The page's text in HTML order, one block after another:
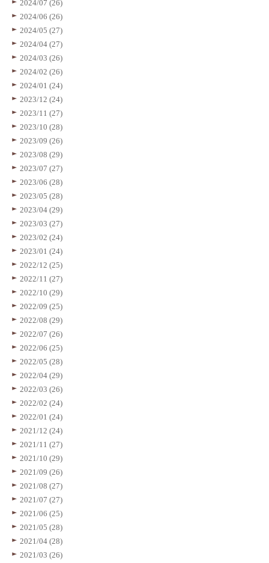
2024/07 (26)
2024/06 (26)
2024/05 (27)
2024/04 (27)
2024/03 (26)
2024/02 (26)
2024/01 (24)
2023/12 (24)
2023/11 (27)
2023/10 (28)
2023/09 (26)
2023/08 (29)
2023/07 (27)
2023/06 (28)
2023/05 (28)
2023/04 (29)
2023/03 (27)
2023/02 (24)
2023/01 (24)
2022/12 (25)
2022/11 (27)
2022/10 (29)
2022/09 (25)
2022/08 (29)
2022/07 (26)
2022/06 (25)
2022/05 (28)
2022/04 (29)
2022/03 (26)
2022/02 (24)
2022/01 (24)
2021/12 (24)
2021/11 (27)
2021/10 (29)
2021/09 (26)
2021/08 (27)
2021/07 (27)
2021/06 (25)
2021/05 (28)
2021/04 (28)
2021/03 (26)